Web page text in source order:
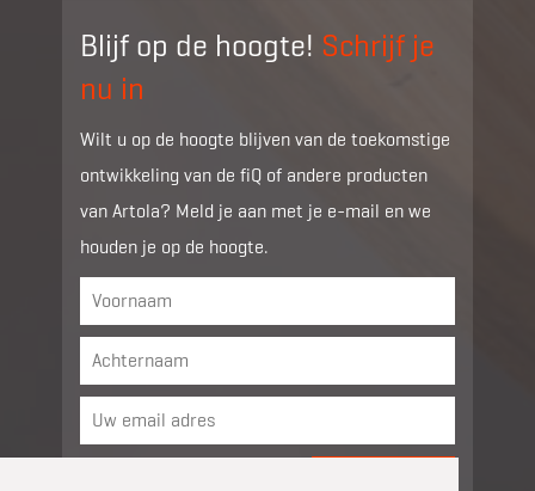
Blijf op de hoogte! Schrijf je
nu in
Wilt u op de hoogte blijven van de toekomstige
ontwikkeling van de fiQ of andere producten
van Artola? Meld je aan met je e-mail en we
houden je op de hoogte.